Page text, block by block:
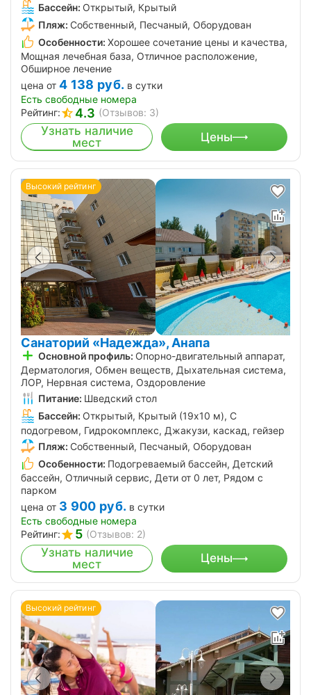
Бассейн: Открытый, Крытый
Пляж: Собственный, Песчаный, Оборудован
Особенности: Хорошее сочетание цены и качества,
Мощная лечебная база, Отличное расположение,
Обширное лечение
цена от 4 138 руб. в сутки
Есть свободные номера
Рейтинг:
4.3 (Отзывов: 3)
Узнать наличие
мест
Цены
Высокий рейтинг
Санаторий «Надежда», Анапа
Основной профиль: Опорно-двигательный аппарат,
Дерматология, Обмен веществ, Дыхательная система,
ЛОР, Нервная система, Оздоровление
Питание: Шведский стол
Бассейн: Открытый, Крытый (19х10 м), С
подогревом, Гидрокомплекс, Джакузи, каскад, гейзер
Пляж: Собственный, Песчаный, Оборудован
Особенности: Подогреваемый бассейн, Детский
бассейн, Отличный сервис, Дети от 0 лет, Рядом с
парком
цена от 3 900 руб. в сутки
Есть свободные номера
Рейтинг:
5 (Отзывов: 2)
Узнать наличие
мест
Цены
Высокий рейтинг